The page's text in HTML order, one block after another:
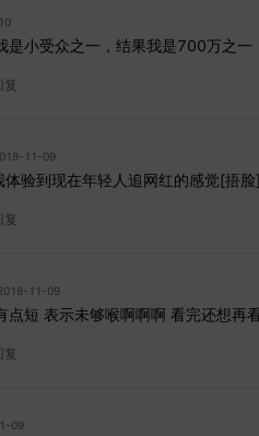
是小受众之一，结果我是700万之一
复
11-09
验到现在年轻人追网红的感觉[捂
复
11-09
点短 表示未够喉啊啊啊 看完还想再
复
09